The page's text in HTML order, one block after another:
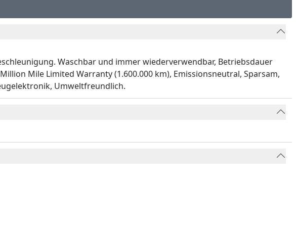
Waschbar und immer wiederverwendbar, Betriebsdauer
Mile Limited Warranty (1.600.000 km), Emissionsneutral, Sparsam,
Umweltfreundlich.